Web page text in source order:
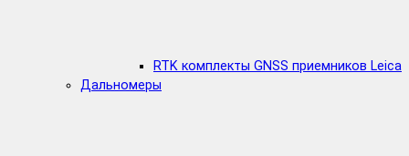
RTK комплекты GNSS приемников Leica
Дальномеры